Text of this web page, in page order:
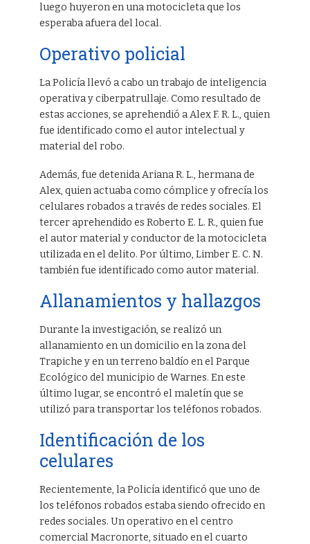
luego huyeron en una motocicleta que los
esperaba afuera del local.
Operativo policial
La Policía llevó a cabo un trabajo de inteligencia
operativa y ciberpatrullaje. Como resultado de
estas acciones, se aprehendió a Alex F. R. L., quien
fue identificado como el autor intelectual y
material del robo.
Además, fue detenida Ariana R. L., hermana de
Alex, quien actuaba como cómplice y ofrecía los
celulares robados a través de redes sociales. El
tercer aprehendido es Roberto E. L. R., quien fue
el autor material y conductor de la motocicleta
utilizada en el delito. Por último, Limber E. C. N.
también fue identificado como autor material.
Allanamientos y hallazgos
Durante la investigación, se realizó un
allanamiento en un domicilio en la zona del
Trapiche y en un terreno baldío en el Parque
Ecológico del municipio de Warnes. En este
último lugar, se encontró el maletín que se
utilizó para transportar los teléfonos robados.
Identificación de los
celulares
Recientemente, la Policía identificó que uno de
los teléfonos robados estaba siendo ofrecido en
redes sociales. Un operativo en el centro
comercial Macronorte, situado en el cuarto